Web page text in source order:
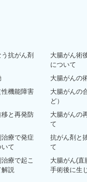
抗がん剤
大腸がん術
について
大腸がんの
機能障害
大腸がんの
ど）
と再発防
大腸がんの
て
療で発症
て
抗がん剤と
て
療で起こ
解説
大腸がん(直
手術後に生